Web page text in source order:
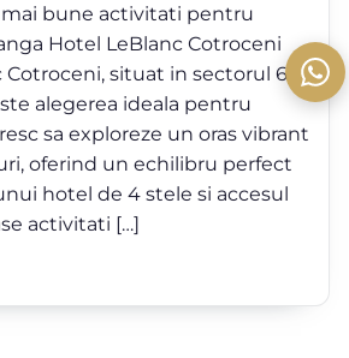
mai bune activitati pentru
Hotel LeBlanc Cotroceni
situat in sectorul 6 al
alegerea ideala pentru
sa exploreze un oras vibrant
oferind un echilibru perfect
hotel de 4 stele si accesul
activitati […]